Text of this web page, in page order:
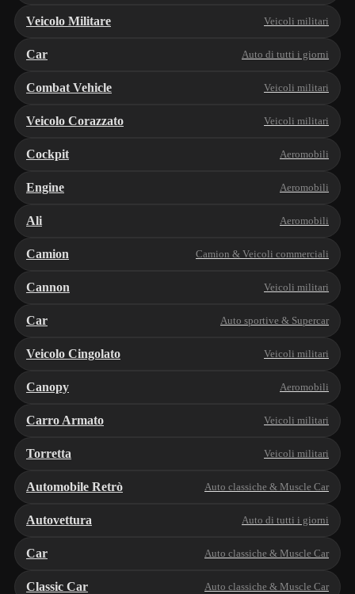
Veicolo Militare Veicoli militari
Car Auto di tutti i giorni
Combat Vehicle Veicoli militari
Veicolo Corazzato Veicoli militari
Cockpit Aeromobili
Engine Aeromobili
Ali Aeromobili
Camion Camion & Veicoli commerciali
Cannon Veicoli militari
Car Auto sportive & Supercar
Veicolo Cingolato Veicoli militari
Canopy Aeromobili
Carro Armato Veicoli militari
Torretta Veicoli militari
Automobile Retrò Auto classiche & Muscle Car
Autovettura Auto di tutti i giorni
Car Auto classiche & Muscle Car
Classic Car Auto classiche & Muscle Car